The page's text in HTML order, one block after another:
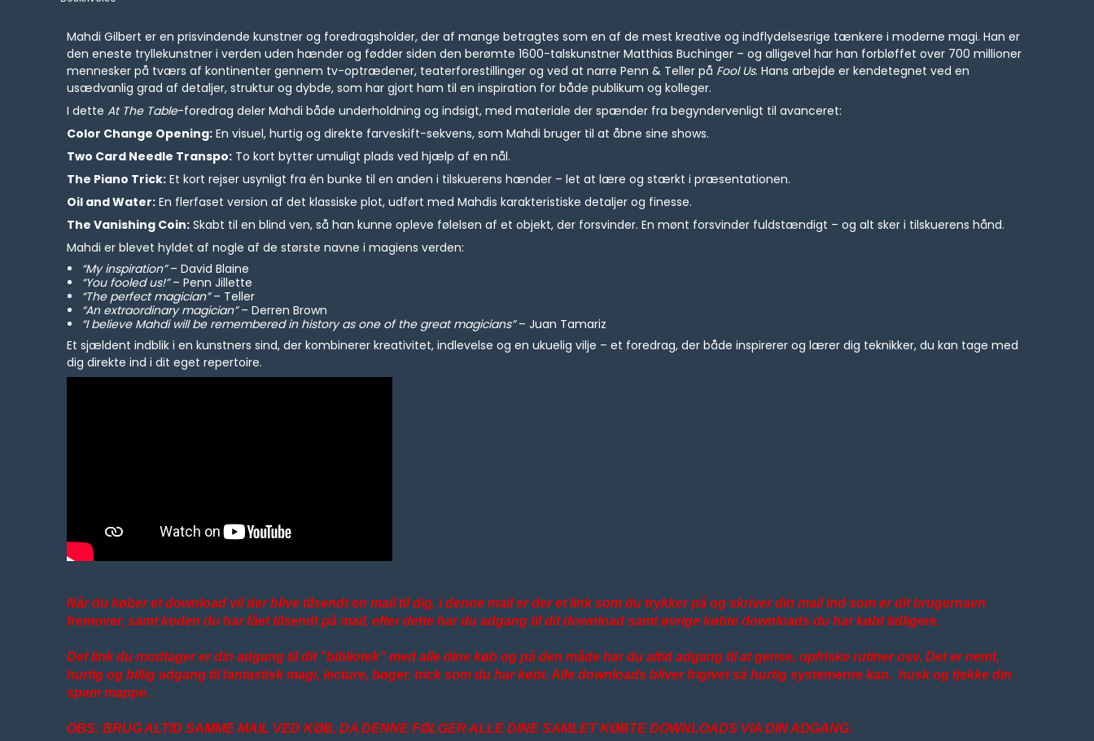
Mahdi Gilbert er en prisvindende kunstner og foredragsholder, der af mange betragtes som en af de mest kreative og indflydelsesrige tænkere i moderne magi. Han er
den eneste tryllekunstner i verden uden hænder og fødder siden den berømte 1600-talskunstner Matthias Buchinger – og alligevel har han forbløffet over 700 millioner
mennesker på tværs af kontinenter gennem tv-optrædener, teaterforestillinger og ved at narre Penn & Teller på Fool Us. Hans arbejde er kendetegnet ved en
usædvanlig grad af detaljer, struktur og dybde, som har gjort ham til en inspiration for både publikum og kolleger.
I detteAt The Table-foredrag deler Mahdi både underholdning og indsigt, med materiale der spænder fra begyndervenligt til avanceret:
Color Change Opening: En visuel, hurtig og direkte farveskift-sekvens, som Mahdi bruger til at åbne sine shows.
Two Card Needle Transpo: To kort bytter umuligt plads ved hjælp af en nål.
The Piano Trick: Et kort rejser usynligt fra én bunke til en anden i tilskuerens hænder – let at lære og stærkt i præsentationen.
Oil and Water: En flerfaset version af det klassiske plot, udført med Mahdis karakteristiske detaljer og finesse.
The Vanishing Coin: Skabt til en blind ven, så han kunne opleve følelsen af et objekt, der forsvinder. En mønt forsvinder fuldstændigt – og alt sker i tilskuerens hånd.
Mahdi er blevet hyldet af nogle af de største navne i magiens verden:
“My inspiration”– David Blaine
“You fooled us!”– Penn Jillette
“The perfect magician”– Teller
“An extraordinary magician”– Derren Brown
“I believe Mahdi will be remembered in history as one of the great magicians”– Juan Tamariz
Et sjældent indblik i en kunstners sind, der kombinerer kreativitet, indlevelse og en ukuelig vilje – et foredrag, der både inspirerer og lærer dig teknikker, du kan tage med
dig direkte ind i dit eget repertoire.
Når du køber et download vil der blive tilsendt en mail til dig, i denne mail er der et link som du trykker på og skriver din mail ind som er dit brugernavn
fremover, samt koden du har fået tilsendt på mail, efter dette har du adgang til dit download samt øvrige købte downloads du har købt tidligere.
Det link du modtager er din adgang til dit ”bibliotek” med alle dine køb og på den måde har du altid adgang til at gense, opfriske rutiner osv. Det er nemt,
hurtig og billig adgang til fantastisk magi, lecture, bøger, trick som du har købt. Alle downloads bliver frigivet så hurtig systemerne kan, husk og tjekke din
spam mappe.
OBS: BRUG ALTID SAMME MAIL VED KØB, DA DENNE FØLGER ALLE DINE SAMLET KØBTE DOWNLOADS VIA DIN ADGANG.